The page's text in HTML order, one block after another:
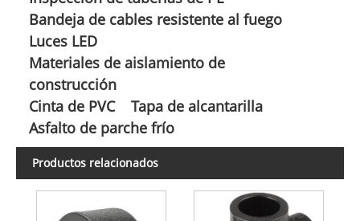
Bandeja de cables resistente al fuego
Luces LED
Materiales de aislamiento de
construcción
Cinta de PVC
Tapa de alcantarilla
Asfalto de parche frío
Productos relacionados